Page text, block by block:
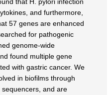
and furthermore,
57 genes are enhanced
for pathogenic
genome-wide
found multiple gene
with gastric cancer. We
in biofilms through
and are